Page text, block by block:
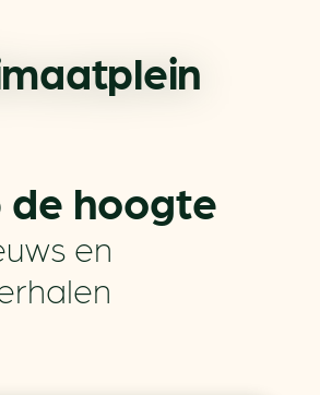
de hoogte
en